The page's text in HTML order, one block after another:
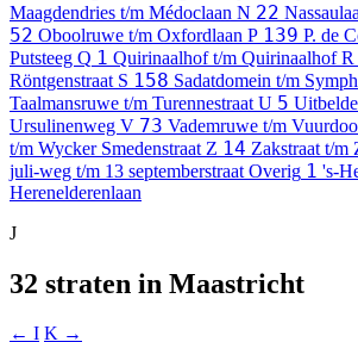
Maagdendries t/m Médoclaan N 22
52 Oboolruwe t/m Oxfordlaan P 139 P. de
Putsteeg Q 1 Quirinaalhof t/m QuirinaalhofR
Röntgenstraat S 158 Sadatdomein t/m
Taalmansruwe t/m Turennestraat U 5
Ursulinenweg V 73 Vademruwe t/m
t/m Wycker Smedenstraat Z 14 Zakstraat t/m
juli-weg t/m 13 septemberstraat Overig 1 's-
Herenelderenlaan
J
32 straten in Maastricht
← I K →